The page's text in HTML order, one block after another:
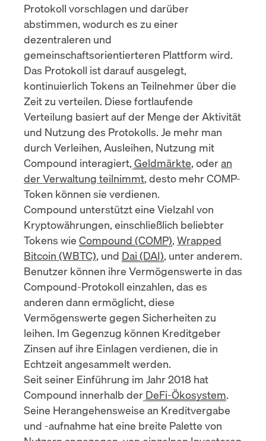
Protokoll vorschlagen und darüber
abstimmen, wodurch es zu einer
dezentraleren und
gemeinschaftsorientierteren Plattform wird.
Das Protokoll ist darauf ausgelegt,
kontinuierlich Tokens an Teilnehmer über die
Zeit zu verteilen. Diese fortlaufende
Verteilung basiert auf der Menge der Aktivität
und Nutzung des Protokolls. Je mehr man
durch Verleihen, Ausleihen, Nutzung mit
Compound interagiert, Geldmärkte, oderan
der Verwaltung teilnimmt, desto mehr COMP-
Token können sie verdienen.
Compound unterstützt eine Vielzahl von
Kryptowährungen, einschließlich beliebter
Tokens wie Compound (COMP), Wrapped
Bitcoin (WBTC), und Dai (DAI), unter anderem.
Benutzer können ihre Vermögenswerte in das
Compound-Protokoll einzahlen, das es
anderen dann ermöglicht, diese
Vermögenswerte gegen Sicherheiten zu
leihen. Im Gegenzug können Kreditgeber
Zinsen auf ihre Einlagen verdienen, die in
Echtzeit angesammelt werden.
Seit seiner Einführung im Jahr 2018 hat
Compound innerhalb der DeFi-Ökosystem.
Seine Herangehensweise an Kreditvergabe
und -aufnahme hat eine breite Palette von